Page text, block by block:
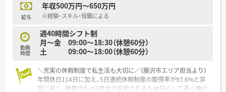
ドクターを招いての処方解説、新しい保険制度のもとでの在宅
医療など、時期を鑑みてタイムリーな内容で進められます。
時間勤務にて就業されている方も多くいらっしゃいます。
給与
年収500万円～650万円
※経験・スキル・役職による
勤務
時間
週40時間シフト制
月～金 09:00～18:30（休憩60分）
土 09:00～18:00（休憩60分）
＼充実の休暇制度で私生活も大切に／（藤沢市エリア担当より）
年間休日114日に加え、5日連続休暇制度の取得率が97.6%と非
常に高く、残業代も1分単位で支給されるため安心して長く働け